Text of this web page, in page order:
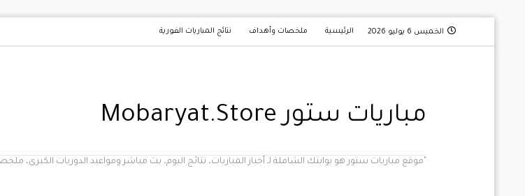
الخميس 6 يوليو 2026 الرئيسية ملخصات وأهداف نتائج المباريات الفورية
مباريات ستور Mobaryat.Store
"موقع مباريات ستور هو بوابتك الشاملة لـ أخبار المباريات، نتائج اليوم، بث مباشر ومواعيد الدوريات